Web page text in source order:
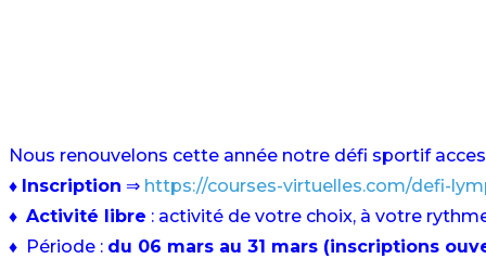
Nous renouvelons cette année notre défi sportif
♦ Inscription ⇒ https://courses-virtuelles.com/defi-
♦ Activité libre : activité de votre choix, à votre
♦ Période : du 06 mars au 31 mars (inscriptions